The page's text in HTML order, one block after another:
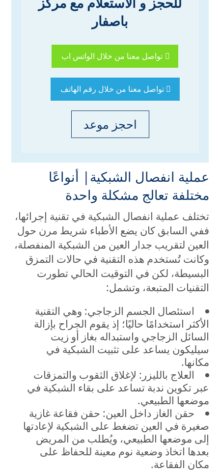
باصفار
تواصل معنا من خلال الواتس اب
تواصل معنا من خلال رقم الهاتف
احجز موعد
عملية انفصال الشبكية| أنواعًا
مختلفة تعالج مشكلة واحدة
تختلف عملية انفصال الشبكية في تقنية إجرائها،
ففي السابق كان يضع الأطباء شريط مرن حول
العين لتقريب جدار العين من الشبكية المنفصلة،
وكانت تُستخدم هذه التقنية في حالات التمزق
البسيطة، لكن في التوقيت الحالي تطورت
التقنيات المتبعة، وتشمل:
استئصال الجسم الزجاجي: وهي التقنية
الأكثر استخدامًا حاليًا؛ إذ يقوم الجراح بإزالة
السائل الزجاجي واستبداله بغاز أو زيت
سيليكون يساعد على تثبيت الشبكية في
مكانها.
العلاج بالليزر: لإغلاق الثقوب والتمزقات
عبر تكوين ندبة تساعد على بقاء الشبكية في
موضعها الطبيعي.
حقن الغاز داخل العين: حقن فقاعة غازية
صغيرة في العين تضغط على الشبكية لإعادتها
إلى موضعها الطبيعي، ويُطلب من المريض
بعدها اتخاذ وضعية نوم معينة للحفاظ على
مكان الفقاعة.